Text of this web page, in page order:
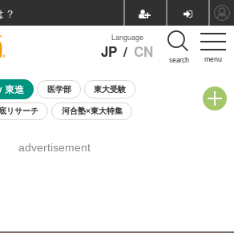
menu
Language
JP / CN search
東進 医学部 東大受験
リサーチ 河合塾×東大特集
8月開催学校説明会・相談会
advertisement